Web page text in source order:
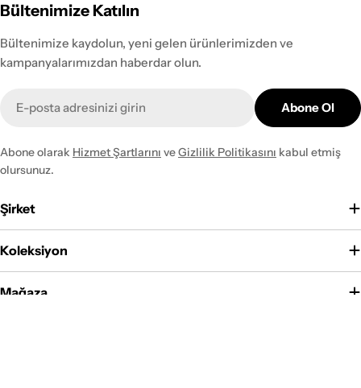
Bültenimize Katılın
Bültenimize kaydolun, yeni gelen ürünlerimizden ve
kampanyalarımızdan haberdar olun.
posta
Abone Ol
Abone olarak Hizmet Şartlarını veGizlilik Politikasını kabul etmiş
olursunuz.
Şirket
Koleksiyon
Mağaza